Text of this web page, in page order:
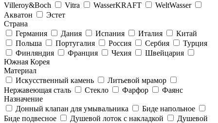
Villeroy&Boсh
Vitra WasserKRAFT
WeltWasser
Акватон
Эстет
Страна
Германия
Дания Испания Италия
Китай
Польша
Португалия Россия Сербия
Турция
Финляндия
Франция Чехия
Швейцария
Южная Корея
Материал
Искусственный камень
Литьевой мрамор
Нержавеющая сталь
Стекло Фарфор
Фаянс
Назначение
Донный клапан для умывальника
Биде напольное
Биде подвесное
Душевой лоток с накладкой
Душевой